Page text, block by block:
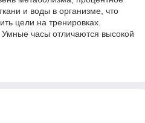
и воды в организме, что
цели на тренировках.
часы отличаются высокой